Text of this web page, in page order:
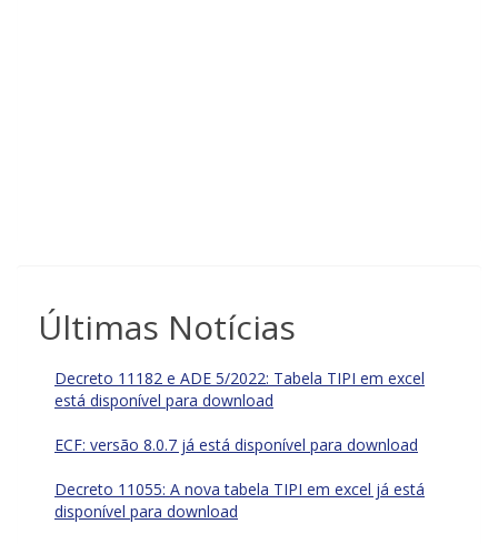
Últimas Notícias
Decreto 11182 e ADE 5/2022: Tabela TIPI em excel
está disponível para download
ECF: versão 8.0.7 já está disponível para download
Decreto 11055: A nova tabela TIPI em excel já está
disponível para download